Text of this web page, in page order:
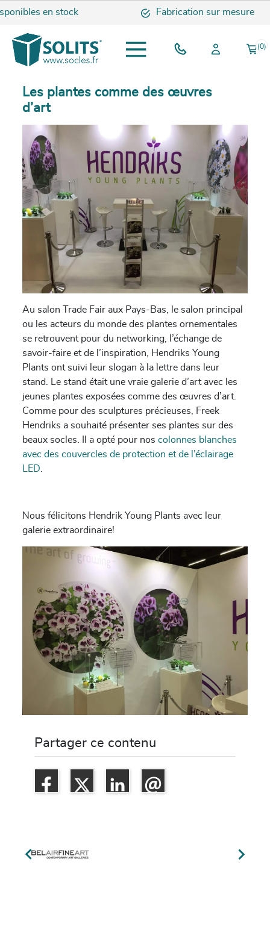
en stock Fabrication sur mesure
(0)
Les plantes comme des œuvres
d’art
Au salon Trade Fair aux Pays-Bas, le salon principal
ou les acteurs du monde des plantes ornementales
se retrouvent pour du networking, l’échange de
savoir-faire et de l’inspiration, Hendriks Young
Plants ont suivi leur slogan à la lettre dans leur
stand. Le stand était une vraie galerie d’art avec les
jeunes plantes exposées comme des œuvres d’art.
Comme pour des sculptures précieuses, Freek
Hendriks a souhaité présenter ses plantes sur des
beaux socles. Il a opté pour noscolonnes blanches
avec des couvercles de protection et de l’éclairage
LED
Nous félicitons Hendrik Young Plants avec leur
galerie extraordinaire!
Partager ce contenu
 